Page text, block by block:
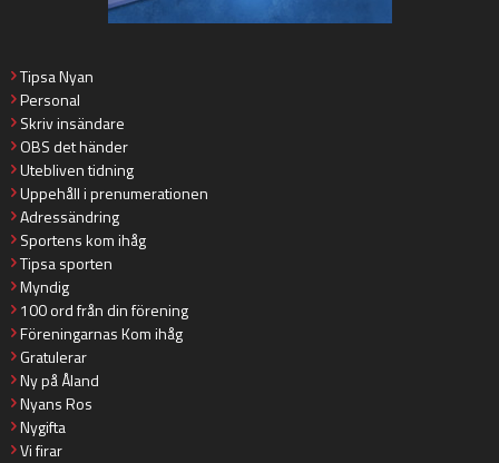
Tipsa Nyan
Personal
Skriv insändare
OBS det händer
Utebliven tidning
Uppehåll i prenumerationen
Adressändring
Sportens kom ihåg
Tipsa sporten
Myndig
100 ord från din förening
Föreningarnas Kom ihåg
Gratulerar
Ny på Åland
Nyans Ros
Nygifta
Vi firar